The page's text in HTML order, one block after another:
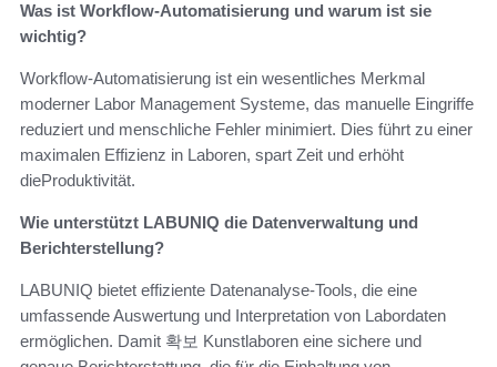
Was ist Workflow-Automatisierung und warum ist sie
wichtig?
Workflow-Automatisierung ist ein wesentliches Merkmal
moderner Labor Management Systeme, das manuelle Eingriffe
reduziert und menschliche Fehler minimiert. Dies führt zu einer
maximalen Effizienz in Laboren, spart Zeit und erhöht
dieProduktivität.
Wie unterstützt LABUNIQ die Datenverwaltung und
Berichterstellung?
LABUNIQ bietet effiziente Datenanalyse-Tools, die eine
umfassende Auswertung und Interpretation von Labordaten
ermöglichen. Damit 확보 Kunstlaboren eine sichere und